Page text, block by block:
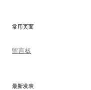
常用页面
留言板
最新发表